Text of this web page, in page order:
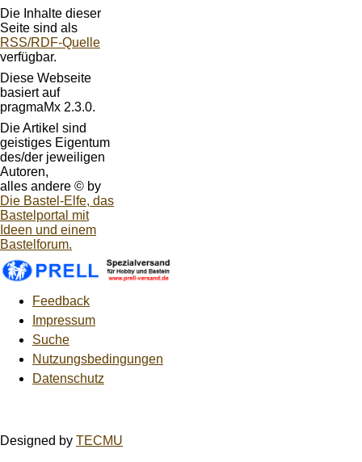
Die Inhalte dieser
Seite sind als
RSS/RDF-Quelle
verfügbar.
Diese Webseite
basiert auf
pragmaMx 2.3.0.
Die Artikel sind
geistiges Eigentum
des/der jeweiligen
Autoren,
alles andere © by
Die Bastel-Elfe, das
Bastelportal mit
Ideen und einem
Bastelforum.
Feedback
Impressum
Suche
Nutzungsbedingungen
Datenschutz
Designed by TECMU